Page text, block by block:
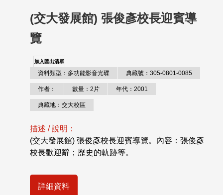
(交大發展館) 張俊彥校長迎賓導
覽
加入匯出清單
資料類型：多功能影音光碟 典藏號：305-0801-0085
作者： 數量：2片 年代：2001
典藏地：交大校區
描述 / 說明：
(交大發展館) 張俊彥校長迎賓導覽。內容：張俊彥
校長歡迎辭；歷史的軌跡等。
詳細資料